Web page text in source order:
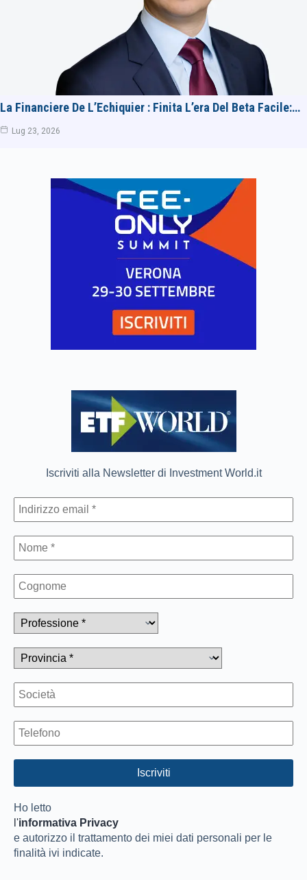
La Financiere De L’Echiquier : Finita L’era Del Beta Facile:…
Lug 23, 2026
Iscriviti alla Newsletter di Investment World.it
Ho letto
l'informativa Privacy
e autorizzo il trattamento dei miei dati personali per le
finalità ivi indicate.